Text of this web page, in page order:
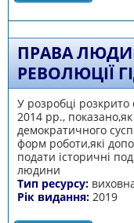
ПРАВА
РЕВОЛЮЦІЇ
У розробці розкрито
2014 рр.,
демократичного
форм роботи,які
подати історичні
людини
Тип ресурсу:
Рік видання: 2019